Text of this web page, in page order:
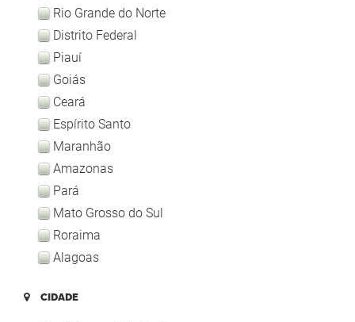
Rio Grande do Norte
Distrito Federal
Piauí
Goiás
Ceará
Espírito Santo
Maranhão
Amazonas
Pará
Mato Grosso do Sul
Roraima
Alagoas
CIDADE